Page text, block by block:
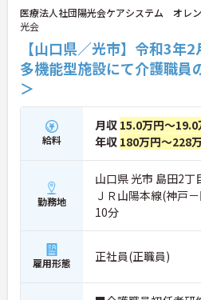
医療法人社団陽光会ケアシステム オレ
光会
【山口県／光市】令和3年
多機能型施設にて介護職
＞
給料
月収 15.0万円～19.0
年収 180万円～228
勤務地
山口県 光市 島田2丁
ＪＲ山陽本線(神戸
10分
雇用形態 正社員(正職員)